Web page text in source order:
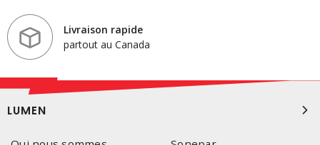
Livraison rapide
partout au Canada
LUMEN